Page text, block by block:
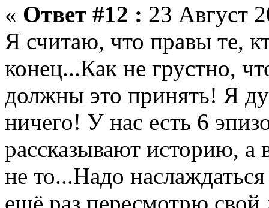
« Ответ #12 : 23 Август
Я считаю, что правы те,
конец...Как не грустно,
должны это принять! Я
ничего! У нас есть 6
рассказывают историю, а
не то...Надо
ещё раз пересмотрю